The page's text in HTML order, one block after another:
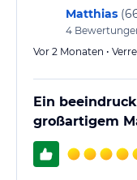
genossen haben
Matthias (
4
Vor 2 Monaten •
Ein
großartigem